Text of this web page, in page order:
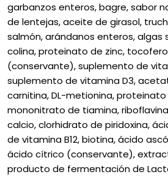
garbanzos enteros, bagre, sabor
de lentejas, aceite de girasol,
salmón, arándanos enteros, algas
colina, proteinato de zinc,
(conservante), suplemento de
suplemento de vitamina D3,
carnitina, DL-metionina,
mononitrato de tiamina,
calcio, clorhidrato de piridoxina,
de vitamina B12, biotina, ácido
ácido cítrico (conservante),
producto de fermentación de